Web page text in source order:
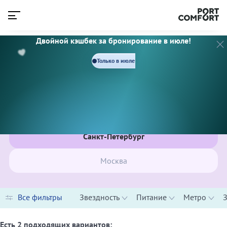
Двойной кэшбек за бронирование в июле!
Только в июле
Санкт-Петербург
Москва
Все фильтры Звездность Питание Метро
Есть 2 подходящих вариантов:
3 ЗВЕЗДЫ
Площадь Ал. Невского / Площадь Ал. Невского
Площадь Восстания / Маяковская
Лиговский
Чкаловская
Знаковые места